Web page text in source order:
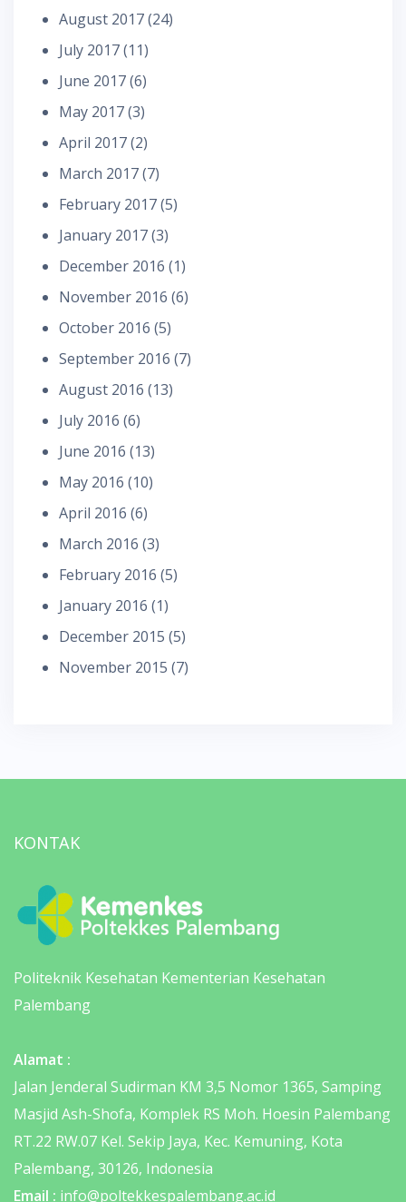
August 2017(24)
July 2017(11)
June 2017(6)
May 2017(3)
April 2017(2)
March 2017(7)
February 2017(5)
January 2017(3)
December 2016 (1)
November 2016 (6)
October 2016 (5)
September 2016 (7)
August 2016 (13)
July 2016 (6)
June 2016 (13)
May 2016 (10)
April 2016 (6)
March 2016 (3)
February 2016 (5)
January 2016 (1)
December 2015 (5)
November 2015 (7)
KONTAK
Politeknik Kesehatan Kementerian Kesehatan
Palembang
Alamat :
Jalan Jenderal Sudirman KM 3,5 Nomor 1365, Samping
Masjid Ash-Shofa, Komplek RS Moh. Hoesin Palembang
RT.22 RW.07 Kel. Sekip Jaya, Kec. Kemuning, Kota
Palembang, 30126, Indonesia
Email : info@poltekkespalembang.ac.id